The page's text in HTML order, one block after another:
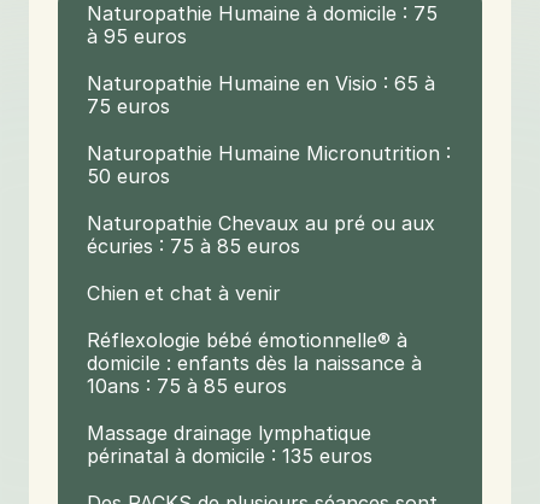
Naturopathie Humaine à domicile : 75
à 95 euros
Naturopathie Humaine en Visio : 65 à
75 euros
Naturopathie Humaine Micronutrition :
50 euros
Naturopathie Chevaux au pré ou aux
écuries : 75 à 85 euros
Chien et chat à venir
Réflexologie bébé émotionnelle® à
domicile : enfants dès la naissance à
10ans : 75 à 85 euros
Massage drainage lymphatique
périnatal à domicile : 135 euros